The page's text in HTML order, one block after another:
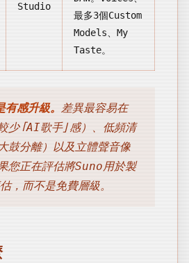
Studio
最多3個Custom
Models、My
Taste。
感升級。差異最容易在
少「AI歌手」感）、低頻清
鼓分離）以及立體聲音像
您正在評估將Suno用於製
，而不是免費層級。